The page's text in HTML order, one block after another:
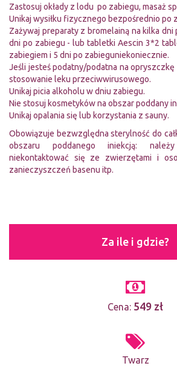
Zastosuj okłady z lodu po zabiegu, masaż
Unikaj wysiłku fizycznego bezpośrednio po
Zażywaj preparaty z bromelainą na kilka
dni po zabiegu - lub tabletki Aescin 3*2
zabiegiem i 5 dni po zabieguniekoniecznie.
Jeśli jesteś podatny/podatna na
stosowanie leku przeciwwirusowego.
Unikaj picia alkoholu w dniu zabiegu.
Nie stosuj kosmetyków na obszar poddany
Unikaj opalania się lub korzystania z sauny.
Obowiązuje bezwzględna sterylność do
obszaru poddanego iniekcją:
niekontaktować się ze zwierzętami i
zanieczyszczeń basenu itp.
Za ile i gdzie?
Cena: 549 zł
Twarz